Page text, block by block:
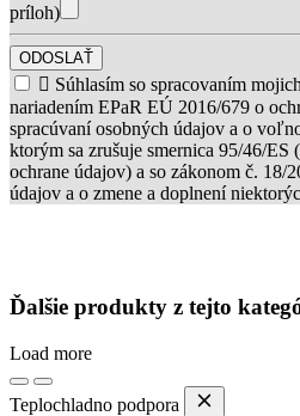
príloh)
ODOSLAŤ
 Súhlasím so spracovaním
nariadením EPaR EÚ 2016/679 o
spracúvaní osobných údajov a o
ktorým sa zrušuje smernica 95/46/ES
ochrane údajov) a so zákonom č. 18/
údajov a o zmene a doplnení
Ďalšie produkty z tejto
Load more
Teplochladno podpora